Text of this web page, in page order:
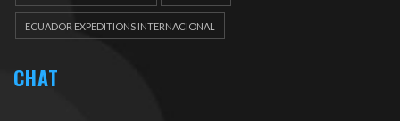
ECUADOR EXPEDITIONS INTERNACIONAL
CHAT